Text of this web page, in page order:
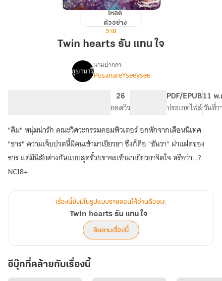
hearts
ธัน
โหลด
ตัวอย่าง
วาย
Twin hearts ธัน แทน ใจ
เรื่องTwin
ธัน
แทน
นามปากกา
PusanareYseeysee
26
ยอดวิว
PDF/EPUB
ประเภทไฟล์
11 พ
วันที่ว
"คิม" หนุ่มน่ารัก คณะวิศวะกรรมคอมพิวเตอร์ อกหักจากเดือนนิเทศ
"ธาร" ความเจ็บปวดนี้มีคนเข้ามาเยียวยา ซึ่งก็คือ "ธันวา" ฝาแฝดของ
ธาร แต่มีนิสัยต่างกันแบบสุดขั้ว!เขาจะเข้ามาเยียวยาจิตใจ หรือว่า...?
NC18+
เรื่องนี้ยังมีในรูปแบบรายตอนให้อ่านด้วยนะ
Twin hearts ธัน แทน ใจ
ติดตามเรื่องนี้
อีบุ๊กที่คล้ายกับเรื่องนี้